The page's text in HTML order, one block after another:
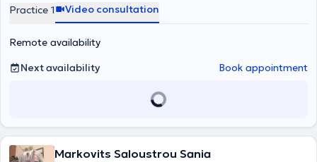
Practice 1 Video consultation
Remote availability
Next availability
Book appointment
Markovits Saloustrou Sania